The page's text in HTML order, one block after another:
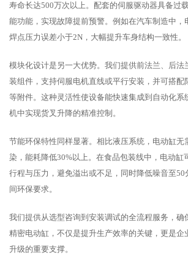
寿命长达500万次以上。配套的伺服驱动器具备过
能功能，实现故障提前预警。例如在汽车制造中，
焊点压力误差小于2N，大幅提升车身结构一致性。
模块化设计是另一大优势。我们提供前法兰、后法
装组件，支持伺服电机直线或平行安装，并可搭配
等附件。这种灵活性使设备能快速集成到自动化系
机中实现货叉升降的精准控制。
节能环保特性同样显著。相比液压系统，电动缸无
染，能耗降低30%以上。在食品包装线中，电动缸
行程与压力，避免溢出或不足，同时降低噪音至
间环保要求。
我们提供从选型咨询到安装调试的全流程服务，确
精密电动缸，不仅是提升生产效率的关键，更是企
升级的重要支撑。